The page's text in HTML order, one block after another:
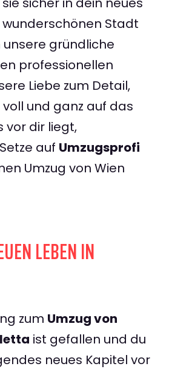
wunderschönen Stadt
gründliche
professionellen
Liebe zum Detail,
und ganz auf das
vor dir liegt,
auf Umzugsprofi
Umzug von Wien
LEBEN IN
zum Umzug von
ist gefallen und du
neues Kapitel vor